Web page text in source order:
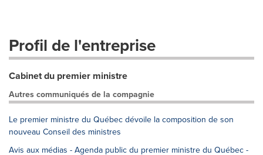
Profil de l'entreprise
Cabinet du premier ministre
Autres communiqués de la compagnie
Le premier ministre du Québec dévoile la composition de son
nouveau Conseil des ministres
Avis aux médias - Agenda public du premier ministre du Québec -